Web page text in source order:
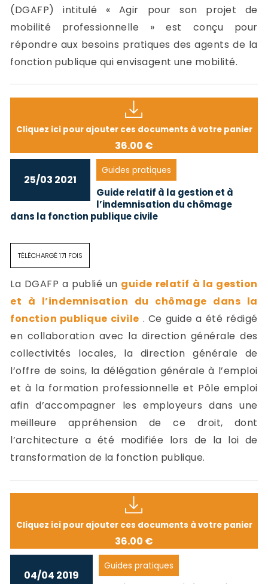
(DGAFP) intitulé « Agir pour son projet de
mobilité professionnelle » est conçu pour
répondre aux besoins pratiques des agents de la
fonction publique qui envisagent une mobilité.
Cliquez ici pour ajouter ces documents à votre panier
36.00 €
Guides pratiques
25/03 2021
Guide relatif à la gestion et à
l’indemnisation du chômage
dans la fonction publique civile
TÉLÉCHARGÉ 171 FOIS
La DGAFP a publié un guide relatif à la gestion
et à l’indemnisation du chômage dans la
fonction publique civile . Ce guide a été rédigé
en collaboration avec la direction générale des
collectivités locales, la direction générale de
l’offre de soins, la délégation générale à l’emploi
et à la formation professionnelle et Pôle emploi
afin d’accompagner les employeurs dans une
meilleure appréhension de ce droit, dont
l’architecture a été modifiée lors de la loi de
transformation de la fonction publique.
Cliquez ici pour ajouter ces documents à votre panier
36.00 €
Guides pratiques
04/04 2019